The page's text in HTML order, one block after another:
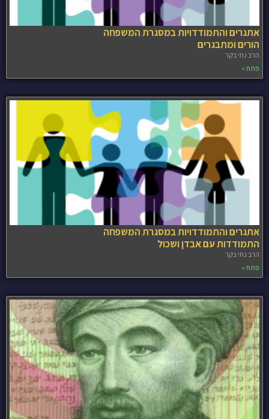
אתגרים והתמודדויות במסגרת המשפחה
הורים ומתבגרים
הרב נתי בקר
פתח »
אתגרים והתמודדויות במסגרת המשפחה
התמודדות עם אבדן ושכול
הרב נתי בקר
פתח »